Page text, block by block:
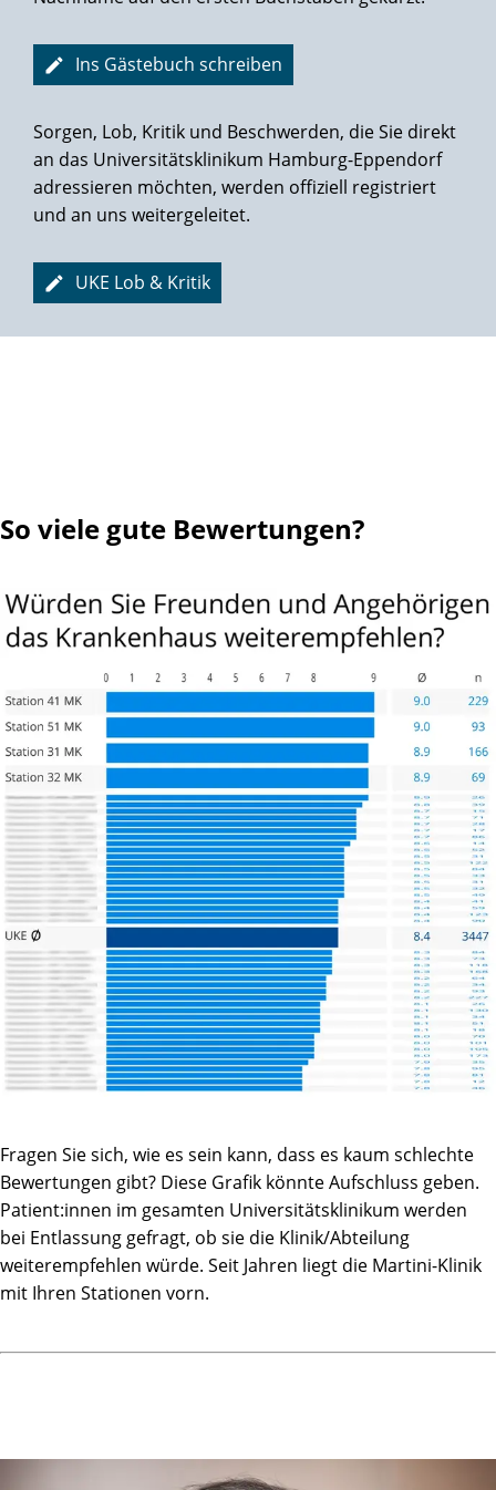
Ins Gästebuch schreiben
Sorgen, Lob, Kritik und Beschwerden, die Sie direkt
an das Universitätsklinikum Hamburg-Eppendorf
adressieren möchten, werden offiziell registriert
und an uns weitergeleitet.
UKE Lob & Kritik
So viele gute Bewertungen?
Fragen Sie sich, wie es sein kann, dass es kaum schlechte
Bewertungen gibt? Diese Grafik könnte Aufschluss geben.
Patient:innen im gesamten Universitätsklinikum werden
bei Entlassung gefragt, ob sie die Klinik/Abteilung
weiterempfehlen würde. Seit Jahren liegt die Martini-Klinik
mit Ihren Stationen vorn.